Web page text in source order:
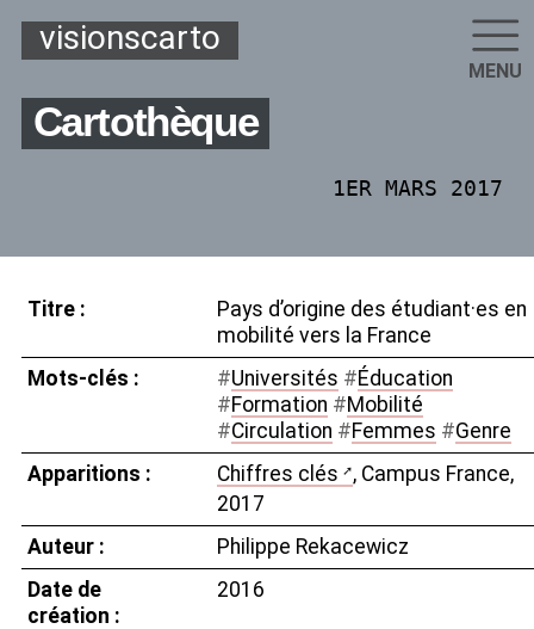
visionscarto
MENU
Cartothèque
1ER MARS 2017
Titre : Pays d’origine des étudiant·es en
mobilité vers la France
Mots-clés :
#Universités #Éducation
#Formation #Mobilité
#Circulation #Femmes #Genre
Apparitions :
Chiffres clés
, Campus France,
2017
Auteur :
Philippe Rekacewicz
Date de
création :
2016